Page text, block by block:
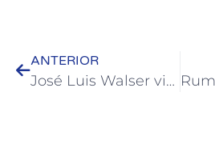
ANTERIOR
José Luis Walser visitó empresa colonense que fabrica implementos que se destinan a todo el país